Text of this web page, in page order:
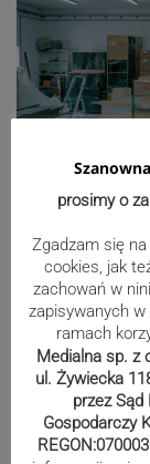
prosimy o
Zgadzam się
cookies, jak
zachowań w
zapisywanych
ramach
Medialna sp. z
ul. Żywiecka
przez Sąd
Gospodarczy